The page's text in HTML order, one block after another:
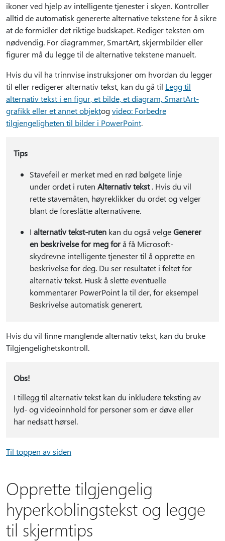
ikoner ved hjelp av intelligente tjenester i skyen. Kontroller
alltid de automatisk genererte alternative tekstene for å sikre
at de formidler det riktige budskapet. Rediger teksten om
nødvendig. For diagrammer, SmartArt, skjermbilder eller
figurer må du legge til de alternative tekstene manuelt.
Hvis du vil ha trinnvise instruksjoner om hvordan du legger
til eller redigerer alternativ tekst, kan du gå til Legg til
alternativ tekst i en figur, et bilde, et diagram, SmartArt-
grafikk eller et annet objektogvideo: Forbedre
tilgjengeligheten til bilder i PowerPoint.
Tips
Stavefeil er merket med en rød bølgete linje
under ordet i ruten Alternativ tekst. Hvis du vil
rette stavemåten, høyreklikker du ordet og velger
blant de foreslåtte alternativene.
I alternativ tekst-rutenkan du også velgeGenerer
en beskrivelse for meg forå få Microsoft-
skydrevne intelligente tjenester til å opprette en
beskrivelse for deg. Du ser resultatet i feltet for
alternativ tekst. Husk å slette eventuelle
kommentarer PowerPoint la til der, for eksempel
Beskrivelse automatisk generert.
Hvis du vil finne manglende alternativ tekst, kan du bruke
Tilgjengelighetskontroll.
Obs!
I tillegg til alternativ tekst kan du inkludere teksting av
lyd- og videoinnhold for personer som er døve eller
har nedsatt hørsel.
Til toppen av siden
Opprette tilgjengelig
hyperkoblingstekst og legge
til skjermtips